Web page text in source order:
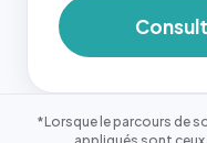
*Lorsque le parcours de